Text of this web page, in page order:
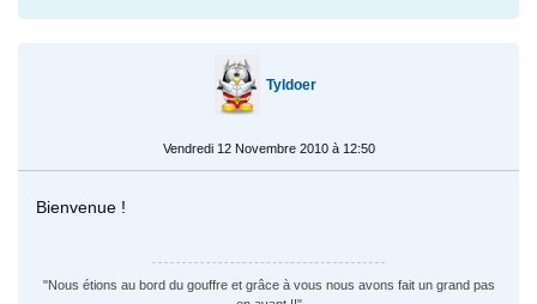
Tyldoer
Vendredi 12 Novembre 2010 à 12:50
Bienvenue !
"Nous étions au bord du gouffre et grâce à vous nous avons fait un grand pas